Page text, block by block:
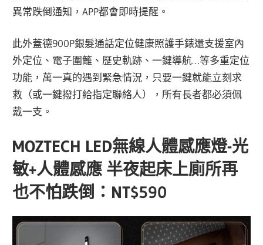
異常跌倒通知，APP都會即時提醒。
此外蓋德900P銀髮通話定位健康照護手錶還支援室內
外定位、電子圍籬、歷史軌跡、一鍵導航…等多重定位
功能，萬一真的遇到緊急情況，只要一鍵就能立刻求
救（或一鍵撥打給指定聯絡人），所有長者都必須佩
戴一支。
MOZTECH LED無線人體感應燈-光
敏+人體感應 半夜起床上廁所再
也不怕跌倒：NT$590